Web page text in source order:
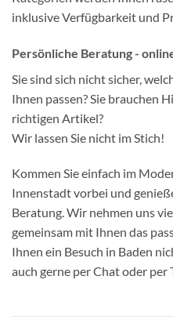
inklusive Verfügbarkeit und
Persönliche Beratung -
Sie sind sich nicht sicher,
Ihnen passen? Sie brauchen
richtigen Artikel?
Wir lassen Sie nicht im Stich!
Kommen Sie einfach im
Innenstadt vorbei und
Beratung. Wir nehmen uns
gemeinsam mit Ihnen das
Ihnen ein Besuch in Baden
auch gerne per Chat oder per